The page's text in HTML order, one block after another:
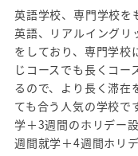
英語学校、専門学校を
英語、リアルイングリ
をしており、専門学校
じコースでも長くコ
るので、より長く滞在
ても合う人気の学校で
学＋3週間のホリデー
週間就学＋4週間ホリ